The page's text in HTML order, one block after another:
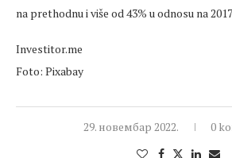
na prethodnu i više od 43% u odnosu na
Investitor.me
Foto: Pixabay
29. новембар 2022. 0